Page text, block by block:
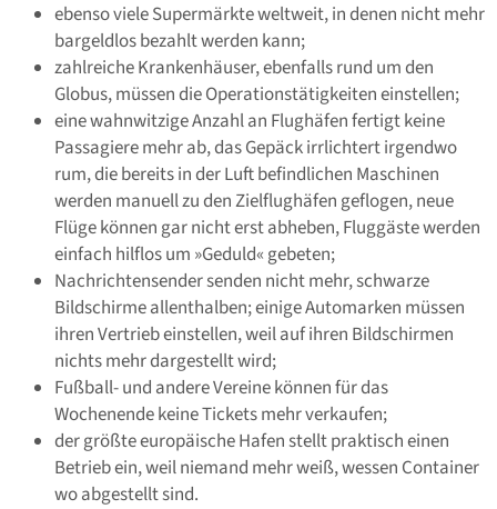
ebenso viele Supermärkte weltweit, in denen nicht mehr
bargeldlos bezahlt werden kann;
zahlreiche Krankenhäuser, ebenfalls rund um den
Globus, müssen die Operationstätigkeiten einstellen;
eine wahnwitzige Anzahl an Flughäfen fertigt keine
Passagiere mehr ab, das Gepäck irrlichtert irgendwo
rum, die bereits in der Luft befindlichen Maschinen
werden manuell zu den Zielflughäfen geflogen, neue
Flüge können gar nicht erst abheben, Fluggäste werden
einfach hilflos um »Geduld« gebeten;
Nachrichtensender senden nicht mehr, schwarze
Bildschirme allenthalben; einige Automarken müssen
ihren Vertrieb einstellen, weil auf ihren Bildschirmen
nichts mehr dargestellt wird;
Fußball- und andere Vereine können für das
Wochenende keine Tickets mehr verkaufen;
der größte europäische Hafen stellt praktisch einen
Betrieb ein, weil niemand mehr weiß, wessen Container
wo abgestellt sind.